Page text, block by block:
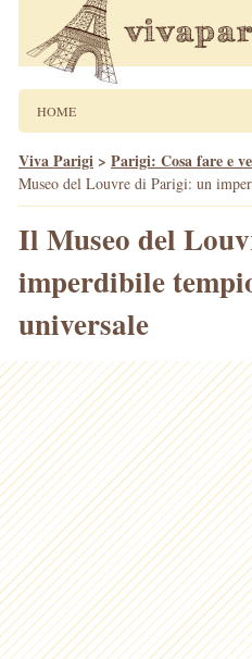
HOME
Viva Parigi > Parigi: Cosa fare e
Museo del Louvre di Parigi: un
Il Museo del
imperdibile
universale